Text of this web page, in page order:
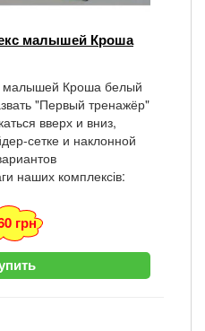
малышей Кроша
малышей Кроша белый
"Первый тренажёр"
вверх и вниз,
сетке и наклонной
наших комплексів:
грн